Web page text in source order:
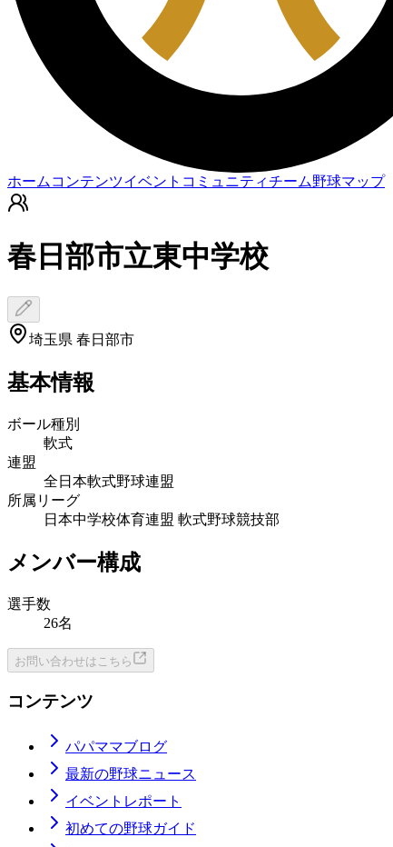
ホーム コンテンツイベント コミュニティチーム野球マップ
春日部市立東中学校
埼玉県 春日部市
基本情報
ボール種別
軟式
連盟
全日本軟式野球連盟
所属リーグ
日本中学校体育連盟 軟式野球競技部
メンバー構成
選手数
26名
お問い合わせはこちら
コンテンツ
パパママブログ
最新の野球ニュース
イベントレポート
初めての野球ガイド